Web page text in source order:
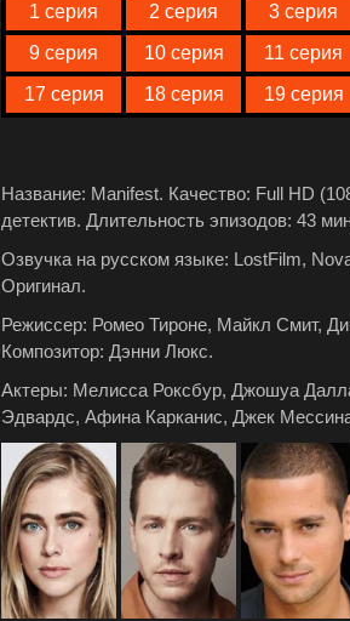
1 серия 2 серия 3 серия
9 серия
10 серия 11 серия
17 серия
18 серия 19 серия
Название: Manifest. Качество: Full HD
детектив. Длительность эпизодов: 43
Озвучка на русском языке: LostFilm,
Оригинал.
Режиссер: Ромео Тироне, Майкл Смит,
Композитор: Дэнни Люкс.
Актеры: Мелисса Роксбур, Джошуа
Эдвардс, Афина Карканис, Джек